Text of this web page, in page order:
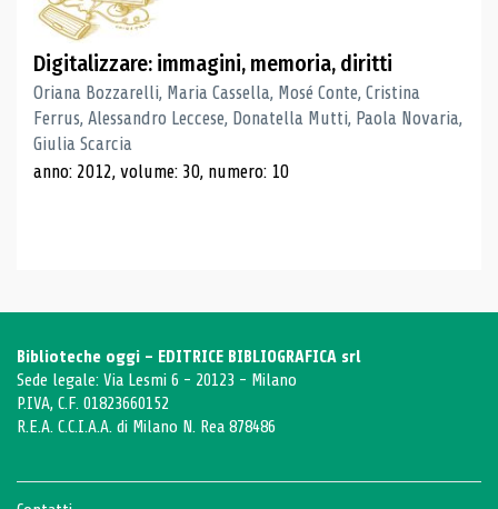
Digitalizzare: immagini, memoria, diritti
Oriana Bozzarelli, Maria Cassella, Mosé Conte, Cristina
Ferrus, Alessandro Leccese, Donatella Mutti, Paola Novaria,
Giulia Scarcia
anno: 2012, volume: 30, numero: 10
Biblioteche oggi - EDITRICE BIBLIOGRAFICA srl
Sede legale: Via Lesmi 6 - 20123 - Milano
P.IVA, C.F. 01823660152
R.E.A. C.C.I.A.A. di Milano N. Rea 878486